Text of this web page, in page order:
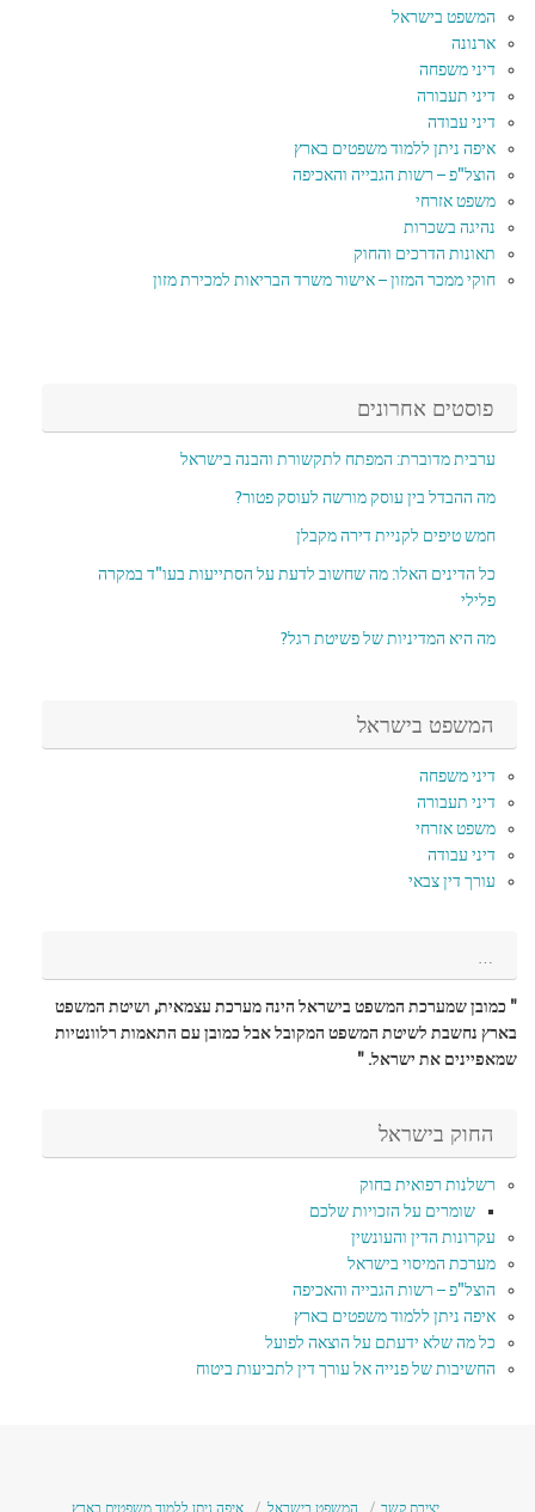
המשפט בישראל
ארנונה
דיני משפחה
דיני תעבורה
דיני עבודה
איפה ניתן ללמוד משפטים בארץ
הוצל"פ – רשות הגבייה והאכיפה
משפט אזרחי
נהיגה בשכרות
תאונות הדרכים והחוק
חוקי ממכר המזון – אישור משרד הבריאות למכירת מזון
פוסטים אחרונים
ערבית מדוברת: המפתח לתקשורת והבנה בישראל
מה ההבדל בין עוסק מורשה לעוסק פטור?
חמש טיפים לקניית דירה מקבלן
כל הדינים האלו: מה שחשוב לדעת על הסתייעות בעו"ד במקרה
פלילי
מה היא המדיניות של פשיטת רגל?
המשפט בישראל
דיני משפחה
דיני תעבורה
משפט אזרחי
דיני עבודה
עורך דין צבאי
…
" כמובן שמערכת המשפט בישראל הינה מערכת עצמאית, ושיטת המשפט
בארץ נחשבת לשיטת המשפט המקובל אבל כמובן עם התאמות רלוונטיות
שמאפיינים את ישראל. "
החוק בישראל
רשלנות רפואית בחוק
שומרים על הזכויות שלכם
עקרונות הדין והעונשין
מערכת המיסוי בישראל
הוצל"פ – רשות הגבייה והאכיפה
איפה ניתן ללמוד משפטים בארץ
כל מה שלא ידעתם על הוצאה לפועל
החשיבות של פנייה אל עורך דין לתביעות ביטוח